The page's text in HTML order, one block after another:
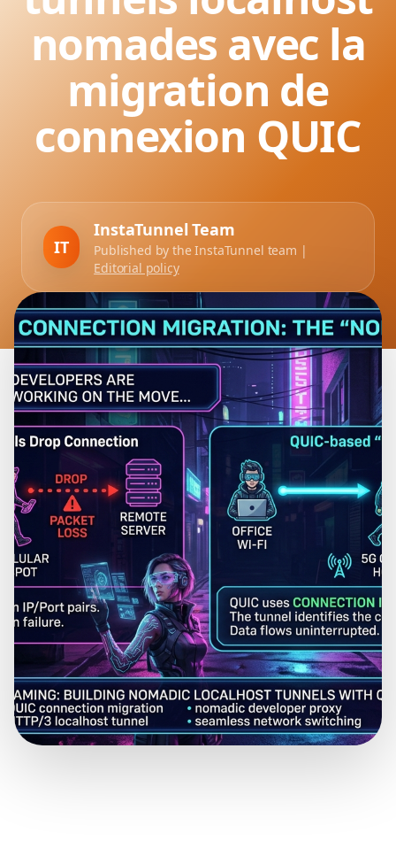
nomades avec la
migration de
connexion QUIC
IT
InstaTunnel Team
Published by the InstaTunnel team |
Editorial policy